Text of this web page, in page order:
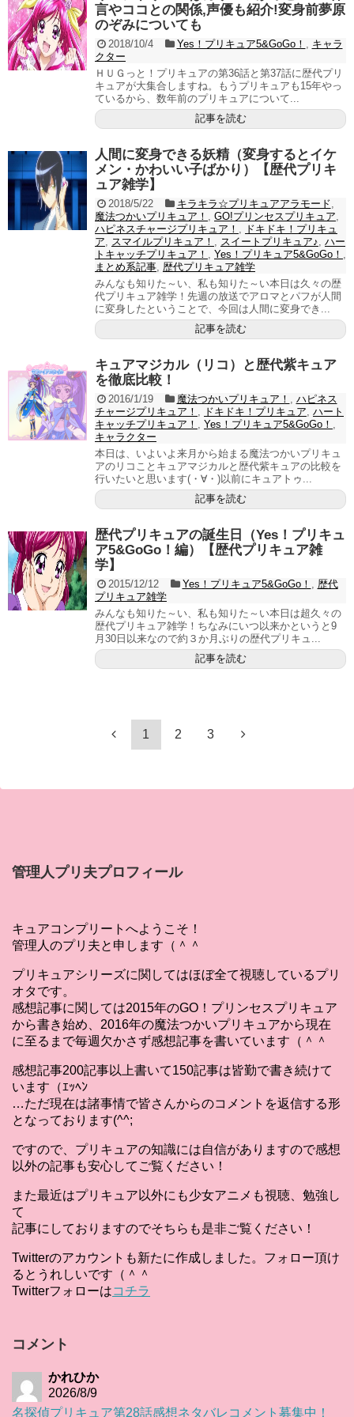
言やココとの関係,声優も紹介!変身前夢原
のぞみについても
2018/10/4 Yes！プリキュア5&GoGo！ , キャラ
クター
ＨＵＧっと！プリキュアの第36話と第37話に歴代プリ
キュアが大集合しますね。もうプリキュアも15年やっ
ているから、数年前のプリキュアについて...
記事を読む
人間に変身できる妖精（変身するとイケ
メン・かわいい子ばかり）【歴代プリキ
ュア雑学】
2018/5/22 キラキラ☆プリキュアアラモード,
魔法つかいプリキュア！ , GO!プリンセスプリキュア,
ハピネスチャージプリキュア！ , ドキドキ！プリキュ
ア, スマイルプリキュア！ , スイートプリキュア♪, ハー
トキャッチプリキュア！ , Yes！プリキュア5&GoGo！ ,
まとめ系記事, 歴代プリキュア雑学
みんなも知りた～い、私も知りた～い本日は久々の歴
代プリキュア雑学！先週の放送でアロマとパフが人間
に変身したということで、今回は人間に変身でき...
記事を読む
キュアマジカル（リコ）と歴代紫キュア
を徹底比較！
2016/1/19 魔法つかいプリキュア！ , ハピネス
チャージプリキュア！ , ドキドキ！プリキュア, ハート
キャッチプリキュア！ , Yes！プリキュア5&GoGo！ ,
キャラクター
本日は、いよいよ来月から始まる魔法つかいプリキュ
アのリコことキュアマジカルと歴代紫キュアの比較を
行いたいと思います(・∀・)以前にキュアトゥ...
記事を読む
歴代プリキュアの誕生日（Yes！プリキュ
ア5&GoGo！編）【歴代プリキュア雑
学】
2015/12/12 Yes！プリキュア5&GoGo！ , 歴代
プリキュア雑学
みんなも知りた～い、私も知りた～い本日は超久々の
歴代プリキュア雑学！ちなみにいつ以来かというと9
月30日以来なので約３か月ぶりの歴代プリキュ...
記事を読む
1 2 3
管理人プリ夫プロフィール
キュアコンプリートへようこそ！
管理人のプリ夫と申します（＾＾
プリキュアシリーズに関してはほぼ全て視聴しているプリ
オタです。
感想記事に関しては2015年のGO！プリンセスプリキュア
から書き始め、2016年の魔法つかいプリキュアから現在
に至るまで毎週欠かさず感想記事を書いています（＾＾
感想記事200記事以上書いて150記事は皆勤で書き続けて
います（ｴｯﾍﾝ
…ただ現在は諸事情で皆さんからのコメントを返信する形
となっております(^^;
ですので、プリキュアの知識には自信がありますので感想
以外の記事も安心してご覧ください！
また最近はプリキュア以外にも少女アニメも視聴、勉強し
て
記事にしておりますのでそちらも是非ご覧ください！
Twitterのアカウントも新たに作成しました。フォロー頂け
るとうれしいです（＾＾
Twitterフォローはコチラ
コメント
かれひか
2026/8/9
名探偵プリキュア第28話感想ネタバレコメント募集中！